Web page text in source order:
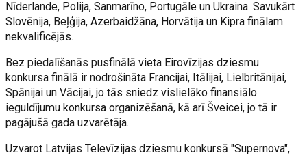
Nīderlande, Polija, Sanmarīno, Portugāle un Ukraina. Savukārt
Slovēnija, Beļģija, Azerbaidžāna, Horvātija un Kipra finālam
nekvalificējās.
Bez piedalīšanās pusfinālā vieta Eirovīzijas dziesmu
konkursa finālā ir nodrošināta Francijai, Itālijai, Lielbritānijai,
Spānijai un Vācijai, jo tās sniedz vislielāko finansiālo
ieguldījumu konkursa organizēšanā, kā arī Šveicei, jo tā ir
pagājušā gada uzvarētāja.
Uzvarot Latvijas Televīzijas dziesmu konkursā "Supernova",